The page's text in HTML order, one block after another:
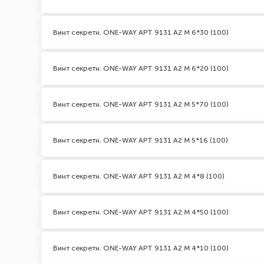
Винт секретн. ONE-WAY АРТ 9131 А2 M 6*30 (100)
Винт секретн. ONE-WAY АРТ 9131 А2 M 6*20 (100)
Винт секретн. ONE-WAY АРТ 9131 А2 M 5*70 (100)
Винт секретн. ONE-WAY АРТ 9131 А2 M 5*16 (100)
Винт секретн. ONE-WAY АРТ 9131 А2 M 4*8 (100)
Винт секретн. ONE-WAY АРТ 9131 А2 M 4*50 (100)
Винт секретн. ONE-WAY АРТ 9131 А2 M 4*10 (100)